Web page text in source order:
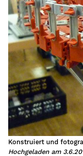
Konstruiert und
Hochgeladen am